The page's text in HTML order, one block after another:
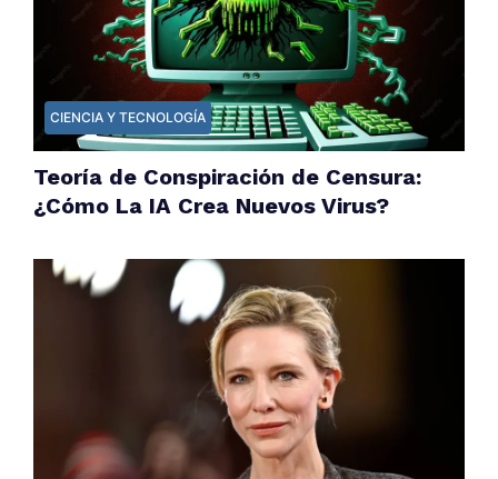
CIENCIA Y TECNOLOGÍA
Teoría de Conspiración de Censura:
¿Cómo La IA Crea Nuevos Virus?